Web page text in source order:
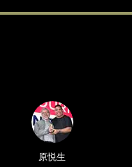
原悦生